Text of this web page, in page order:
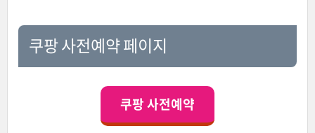
쿠팡 사전예약 페이지
쿠팡 사전예약